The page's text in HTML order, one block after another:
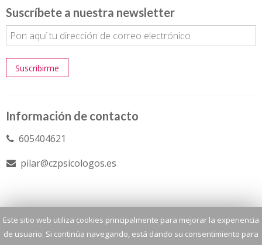
Suscríbete a nuestra newsletter
Información de contacto
605404621
pilar@czpsicologos.es
Inicio Contacto Aviso legal
Este sitio web utiliza cookies principalmente para mejorar la experiencia
de usuario. Si continúa navegando, está dando su consentimiento para